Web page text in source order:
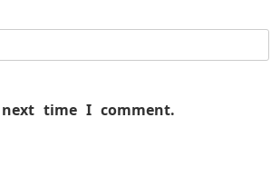
time I comment.